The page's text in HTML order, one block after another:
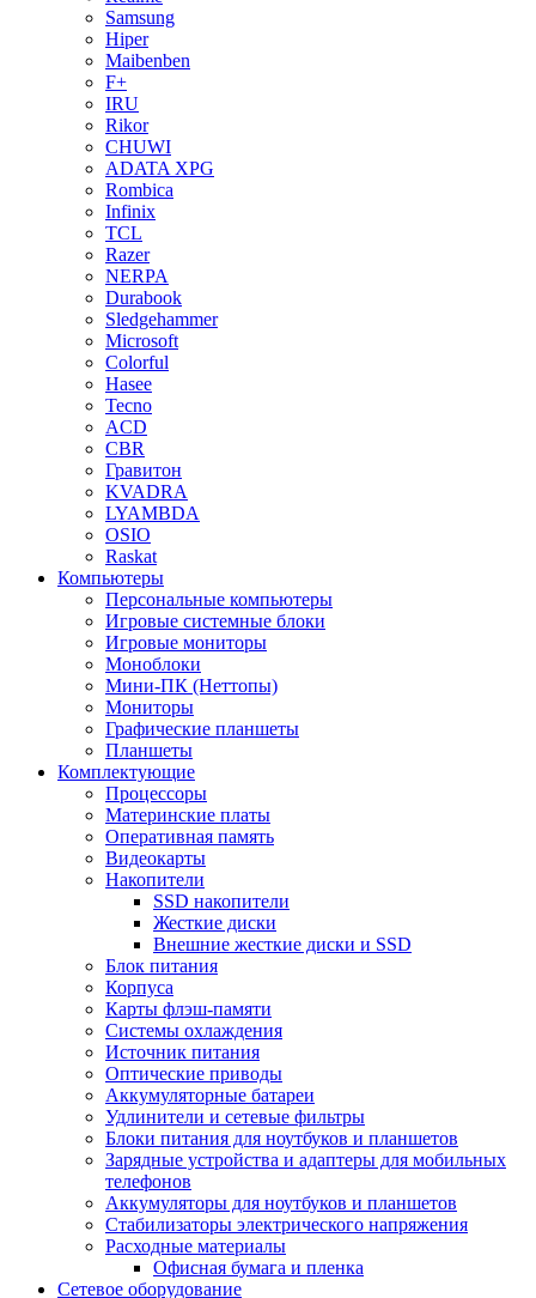
Samsung
Hiper
Maibenben
F+
IRU
Rikor
CHUWI
ADATA XPG
Rombica
Infinix
TCL
Razer
NERPA
Durabook
Sledgehammer
Microsoft
Colorful
Hasee
Tecno
ACD
CBR
Гравитон
KVADRA
LYAMBDA
OSIO
Raskat
Компьютеры
Персональные компьютеры
Игровые системные блоки
Игровые мониторы
Моноблоки
Мини-ПК (Неттопы)
Мониторы
Графические планшеты
Планшеты
Комплектующие
Процессоры
Материнские платы
Оперативная память
Видеокарты
Накопители
SSD накопители
Жесткие диски
Внешние жесткие диски и SSD
Блок питания
Корпуса
Карты флэш-памяти
Системы охлаждения
Источник питания
Оптические приводы
Аккумуляторные батареи
Удлинители и сетевые фильтры
Блоки питания для ноутбуков и планшетов
Зарядные устройства и адаптеры для мобильных
телефонов
Аккумуляторы для ноутбуков и планшетов
Стабилизаторы электрического напряжения
Расходные материалы
Офисная бумага и пленка
Сетевое оборудование